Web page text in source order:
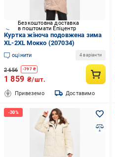
Безкоштовна доставка
в поштомати Епіцентр
Куртка жіноча подовжена зима
XL-2XL Мокко (207034)
оцінити 4 варіанти
2 656 -797₴
1 859 ₴/шт.
Привеземо Доставимо